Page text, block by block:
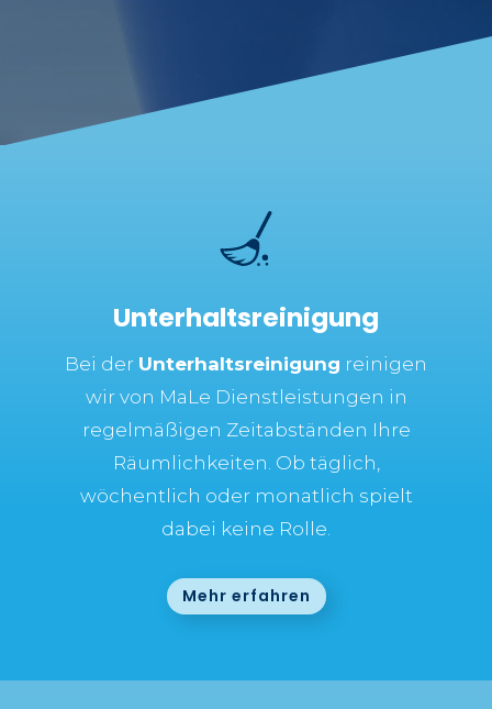
Unterhaltsreinigung
Bei der Unterhaltsreinigung reinigen
wir von MaLe Dienstleistungen in
regelmäßigen Zeitabständen Ihre
Räumlichkeiten. Ob täglich,
wöchentlich oder monatlich spielt
dabei keine Rolle.
Mehr erfahren